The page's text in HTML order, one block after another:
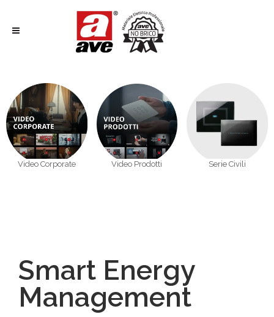
Video Corporate Video Prodotti Serie Civili
Smart Energy
Management